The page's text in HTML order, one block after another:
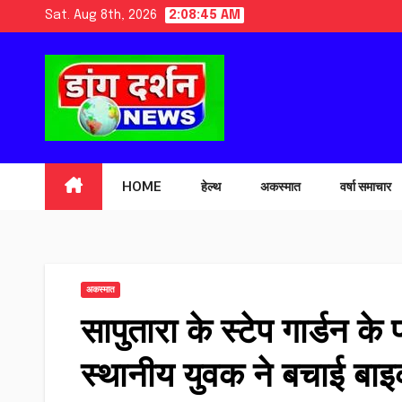
Sat. Aug 8th, 2026 2:08:47 AM
HOME हेल्थ अकस्मात वर्षा समाचार
अकस्मात
सापुतारा के स्टेप गार्डन
स्थानीय युवक ने बचाई